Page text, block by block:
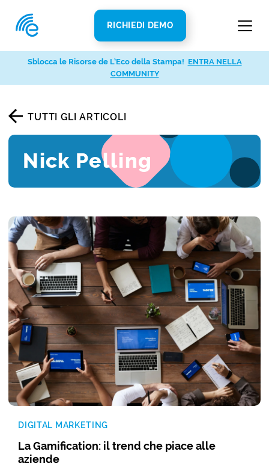
RICHIEDI DEMO
TUTTI GLI ARTICOLI
Nick Pelling
DIGITAL MARKETING
La Gamification: il trend che piace alle
aziende
Sblocca le Risorse de L’Eco della Stampa! ENTRA NELLA
COMMUNITY